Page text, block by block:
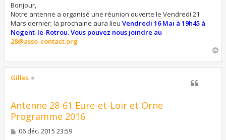
s
a
g
e
Bonjour,
Notre antenne a organisé une réunion ouverte le Vendredi 21
Mars dernier; la prochaine aura lieu Vendredi 16 Mai à 19h45 à
Nogent-le-Rotrou. Vous pouvez nous joindre au
28@asso-contact.org
u
Gilles
Antenne 28-61 Eure-et-Loir et Orne
Programme 2016
M
06 déc. 2015 23:59